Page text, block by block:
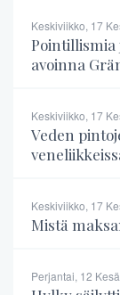
Keskiviikko, 17
Pointillismia
avoinna
Keskiviikko, 17
Veden
Keskiviikko, 17
Mistä
Perjantai, 12